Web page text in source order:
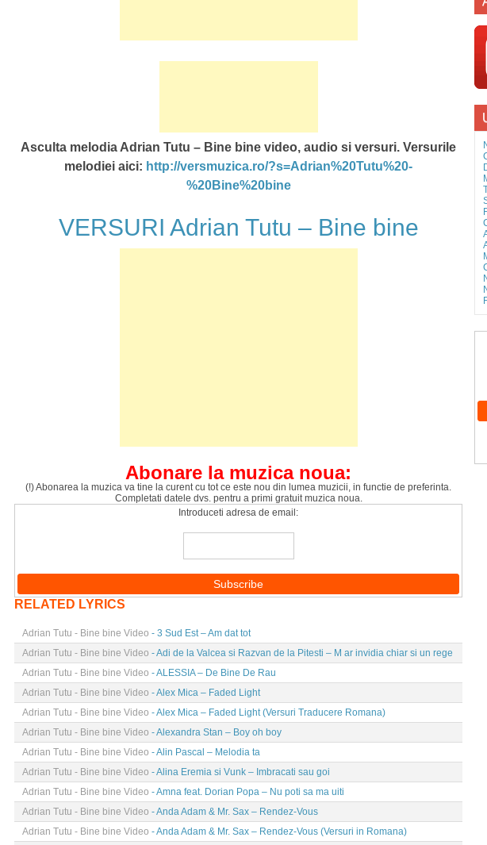
Asculta melodia Adrian Tutu – Bine bine video, audio si versuri. Versurile
melodiei aici: http://versmuzica.ro/?s=Adrian%20Tutu%20-
%20Bine%20bine
VERSURI Adrian Tutu – Bine bine
Abonare la muzica noua:
(!) Abonarea la muzica va tine la curent cu tot ce este nou din lumea muzicii, in functie de preferinta.
Completati datele dvs. pentru a primi gratuit muzica noua.
Introduceti adresa de email:
RELATED LYRICS
Adrian Tutu - Bine bine Video - 3 Sud Est – Am dat tot
Adrian Tutu - Bine bine Video - Adi de la Valcea si Razvan de la Pitesti – M ar invidia chiar si un rege
Adrian Tutu - Bine bine Video - ALESSIA – De Bine De Rau
Adrian Tutu - Bine bine Video - Alex Mica – Faded Light
Adrian Tutu - Bine bine Video - Alex Mica – Faded Light (Versuri Traducere Romana)
Adrian Tutu - Bine bine Video - Alexandra Stan – Boy oh boy
Adrian Tutu - Bine bine Video - Alin Pascal – Melodia ta
Adrian Tutu - Bine bine Video - Alina Eremia si Vunk – Imbracati sau goi
Adrian Tutu - Bine bine Video - Amna feat. Dorian Popa – Nu poti sa ma uiti
Adrian Tutu - Bine bine Video - Anda Adam & Mr. Sax – Rendez-Vous
Adrian Tutu - Bine bine Video - Anda Adam & Mr. Sax – Rendez-Vous (Versuri in Romana)